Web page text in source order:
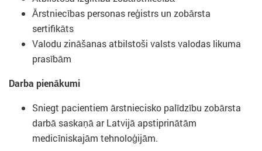
Ārstniecības personas reģistrs un zobārsta
sertifikāts
Valodu zināšanas atbilstoši valsts valodas likuma
prasībām
Darba pienākumi
Sniegt pacientiem ārstniecisko palīdzību zobārsta
darbā saskaņā ar Latvijā apstiprinātām
medicīniskajām tehnoloģijām.